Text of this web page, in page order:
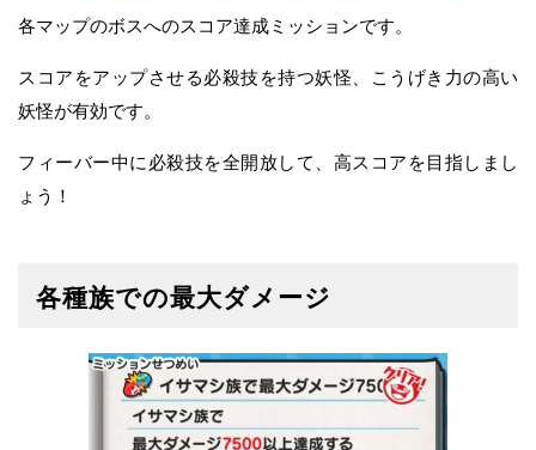
各マップのボスへのスコア達成ミッションです。
スコアをアップさせる必殺技を持つ妖怪、こうげき力の高い
妖怪が有効です。
フィーバー中に必殺技を全開放して、高スコアを目指しまし
ょう！
各種族での最大ダメージ